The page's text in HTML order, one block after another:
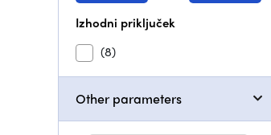
Izhodni priključek
(8)
Other parameters